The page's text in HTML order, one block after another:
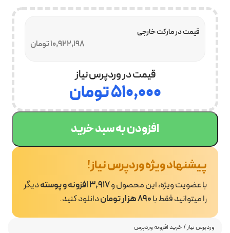
وردپرس نیاز/خرید افزونه وردپرس
10,922,198 تومان
قیمت در مارکت خارجی
قیمت در وردپرس نیاز
۵۱۰,۰۰۰تومان
افزودن به سبد خرید
پیشنهاد ویژه وردپرس نیاز!
با عضویت ویژه، این محصول و3,917 افزونه و پوسته
دیگر
را میتوانید فقط با890 هزار تومان دانلود کنید.